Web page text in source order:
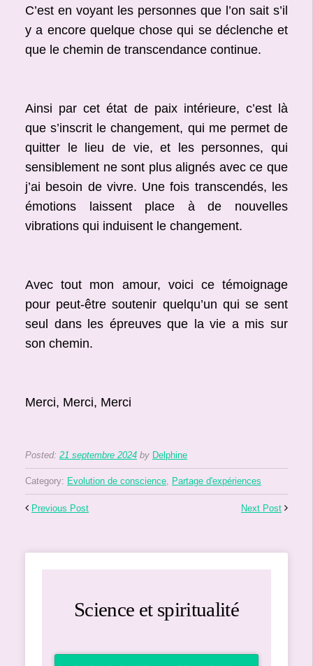
C’est en voyant les personnes que l’on sait s’il
y a encore quelque chose qui se déclenche et
que le chemin de transcendance continue.
Ainsi par cet état de paix intérieure, c’est là
que s’inscrit le changement, qui me permet de
quitter le lieu de vie, et les personnes, qui
sensiblement ne sont plus alignés avec ce que
j’ai besoin de vivre. Une fois transcendés, les
émotions laissent place à de nouvelles
vibrations qui induisent le changement.
Avec tout mon amour, voici ce témoignage
pour peut-être soutenir quelqu’un qui se sent
seul dans les épreuves que la vie a mis sur
son chemin.
Merci, Merci, Merci
Posted: 21 septembre 2024 by Delphine
Category: Evolution de conscience, Partage d'expériences
Previous Post Next Post
Science et spiritualité